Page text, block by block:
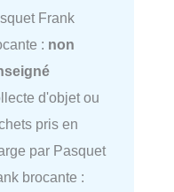
Frank
: non
d'objet ou
pris en
par Pasquet
brocante :